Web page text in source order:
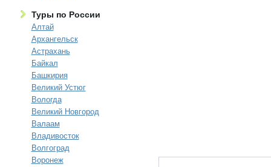
Туры по России
Алтай
Архангельск
Астрахань
Байкал
Башкирия
Великий Устюг
Вологда
Великий Новгород
Валаам
Владивосток
Волгоград
Воронеж